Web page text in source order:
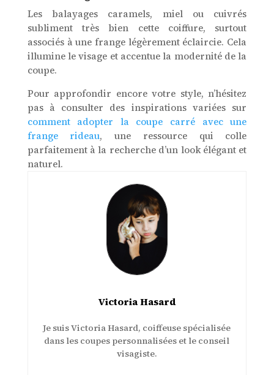
Les balayages caramels, miel ou cuivrés
subliment très bien cette coiffure, surtout
associés à une frange légèrement éclaircie. Cela
illumine le visage et accentue la modernité de la
coupe.
Pour approfondir encore votre style, n’hésitez
pas à consulter des inspirations variées sur
comment adopter la coupe carré avec une
frange rideau, une ressource qui colle
parfaitement à la recherche d’un look élégant et
naturel.
Victoria Hasard
Je suis Victoria Hasard, coiffeuse spécialisée
dans les coupes personnalisées et le conseil
visagiste.